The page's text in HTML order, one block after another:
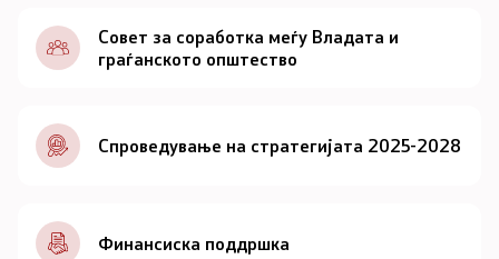
Документи
Совет
За советот
Совет за соработка меѓу Владата и
граѓанското општество
Спроведување на стратегијата 2025-2028
Финансиска поддршка